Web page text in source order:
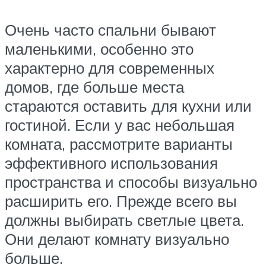
Очень часто спальни бывают
маленькими, особенно это
характерно для современных
домов, где больше места
стараются оставить для кухни или
гостиной. Если у вас небольшая
комната, рассмотрите варианты
эффективного использования
пространства и способы визуально
расширить его. Прежде всего вы
должны выбирать светлые цвета.
Они делают комнату визуально
больше.